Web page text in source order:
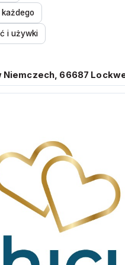
każdego
i używki
w Niemczech, 66687